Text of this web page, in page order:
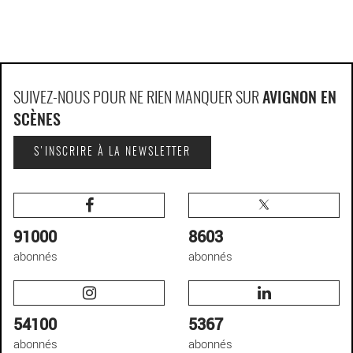
SUIVEZ-NOUS POUR NE RIEN MANQUER SUR AVIGNON EN
SCÈNES
S'INSCRIRE À LA NEWSLETTER
91000
abonnés
8603
abonnés
54100
abonnés
5367
abonnés